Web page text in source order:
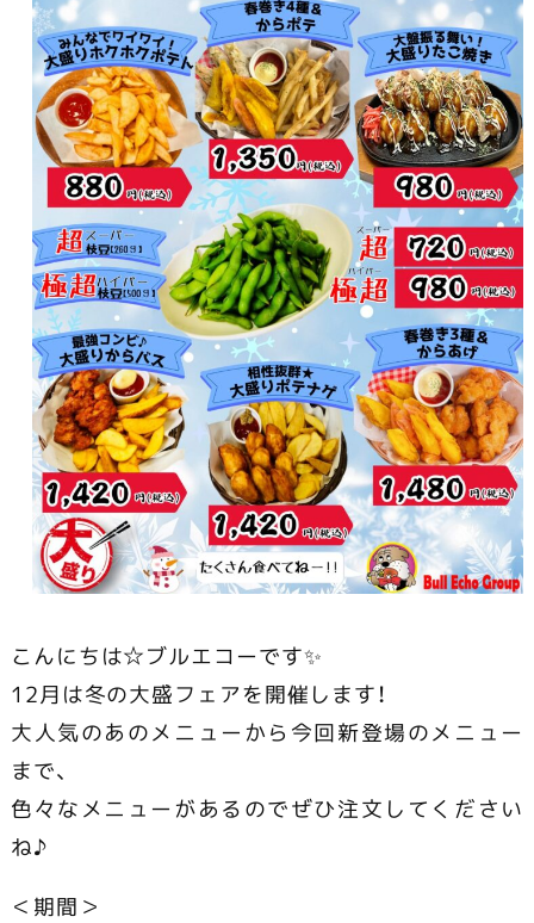
こんにちは☆ブルエコーです✨
12月は冬の大盛フェアを開催します！
大人気のあのメニューから今回新登場のメニュー
まで、
色々なメニューがあるのでぜひ注文してください
ね♪
＜期間＞